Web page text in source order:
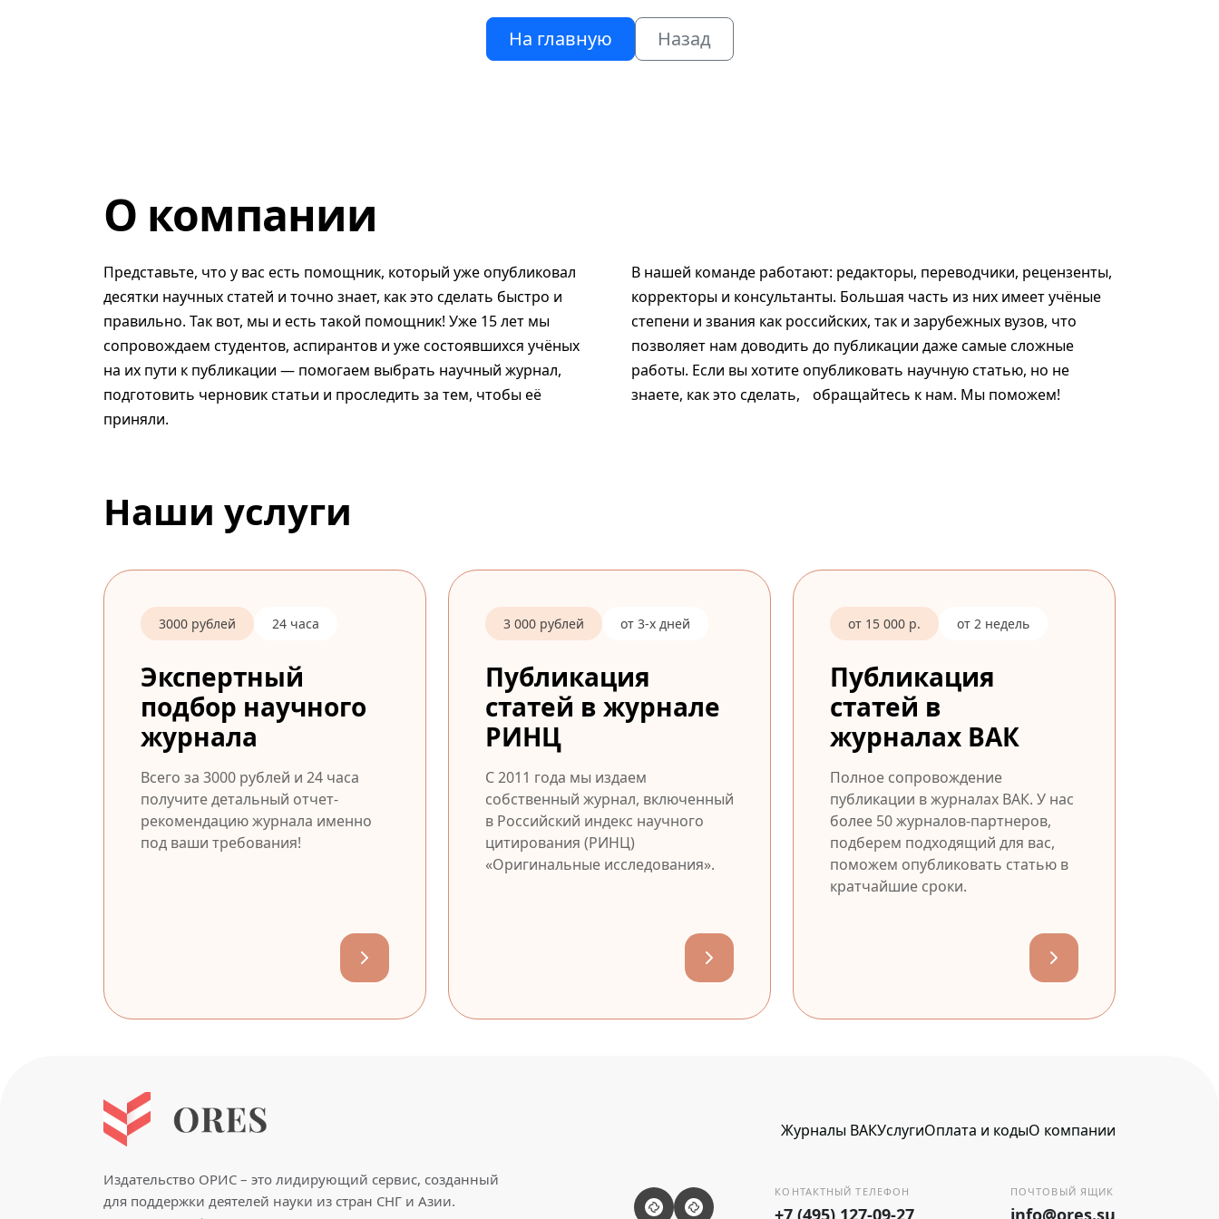
На главную Назад
О компании
Представьте, что у вас есть помощник, который уже опубликовал
десятки научных статей и точно знает, как это сделать быстро и
правильно. Так вот, мы и есть такой помощник! Уже 15 лет мы
сопровождаем студентов, аспирантов и уже состоявшихся учёных
на их пути к публикации — помогаем выбрать научный журнал,
подготовить черновик статьи и проследить за тем, чтобы её
приняли.
В нашей команде работают: редакторы, переводчики, рецензенты,
корректоры и консультанты. Большая часть из них имеет учёные
степени и звания как российских, так и зарубежных вузов, что
позволяет нам доводить до публикации даже самые сложные
работы. Если вы хотите опубликовать научную статью, но не
знаете, как это сделать, обращайтесь к нам. Мы поможем!
Наши услуги
3000 рублей 24 часа
Экспертный
подбор научного
журнала
Всего за 3000 рублей и 24 часа
получите детальный отчет-
рекомендацию журнала именно
под ваши требования!
3 000 рублей от 3-х дней
Публикация
статей в журнале
РИНЦ
С 2011 года мы издаем
собственный журнал, включенный
в Российский индекс научного
цитирования (РИНЦ)
«Оригинальные исследования».
от 15 000 р. от 2 недель
Публикация
статей в
журналах ВАК
Полное сопровождение
публикации в журналах ВАК. У нас
более 50 журналов-партнеров,
подберем подходящий для вас,
поможем опубликовать статью в
кратчайшие сроки.
Издательство ОРИС – это лидирующий сервис, созданный
для поддержки деятелей науки из стран СНГ и Азии.
Журналы ВАКУслугиОплата и кодыО компании
КОНТАКТНЫЙ ТЕЛЕФОН
+7 (495) 127-09-27
ПОЧТОВЫЙ ЯЩИК
info@ores.su